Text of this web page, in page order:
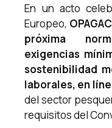
En un acto
Europeo,
próxima
exigencias
sostenibilidad
laborales, en
del sector
requisitos del